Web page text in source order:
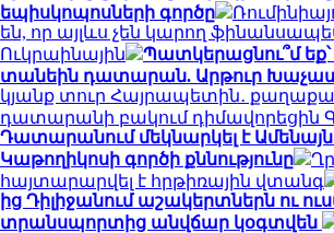
եպիսկոպոսների գործը
են, որ այլևս չեն կարող
Ուկրաինային
Պատկերացնու՞մ
տանեին դատարան. Արթուր
կյանք տուր Հայրապետին․
դատարանի բակում դիմավորեցին
Դատարանում մեկնարկել է Ամենայն
Կաթողիկոսի գործի քննությունը
հայտարարվել է հրթիռային վտանգ
ից Դիլիջանում աշակերտներն ու
տրանսպորտից անվճար կօգտվեն